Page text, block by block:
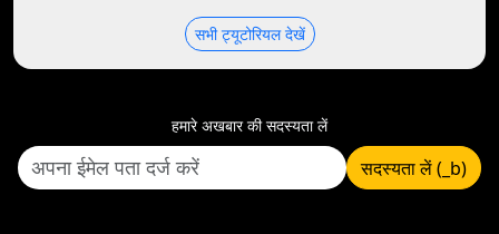
सभी ट्यूटोरियल देखें
हमारे अखबार की सदस्यता लें
सदस्यता लें (_b)